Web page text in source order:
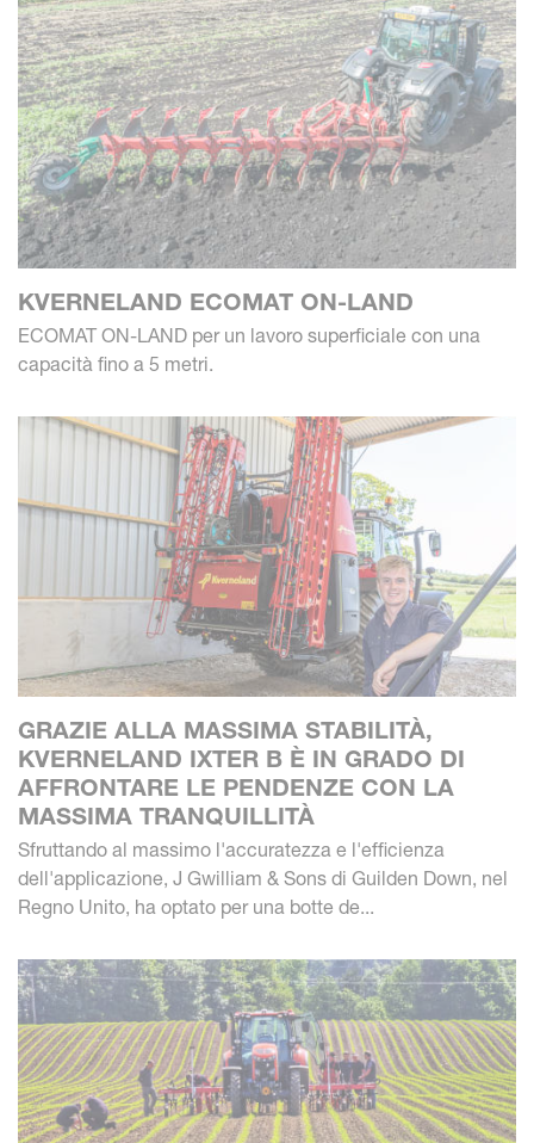
KVERNELAND ECOMAT ON-LAND
ECOMAT ON-LAND per un lavoro superficiale con una
capacità fino a 5 metri.
GRAZIE ALLA MASSIMA STABILITÀ,
KVERNELAND IXTER B È IN GRADO DI
AFFRONTARE LE PENDENZE CON LA
MASSIMA TRANQUILLITÀ
Sfruttando al massimo l'accuratezza e l'efficienza
dell'applicazione, J Gwilliam & Sons di Guilden Down, nel
Regno Unito, ha optato per una botte de...